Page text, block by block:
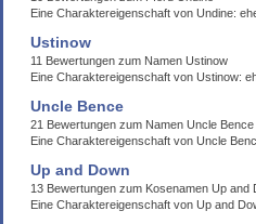
Eine Charaktereigenschaft von Undine:
Ustinow
11 Bewertungen zum Namen Ustinow
Eine Charaktereigenschaft von Ustinow:
Uncle Bence
21 Bewertungen zum Namen Uncle Bence
Eine Charaktereigenschaft von Uncle
Up and Down
13 Bewertungen zum Kosenamen Up and
Eine Charaktereigenschaft von Up and